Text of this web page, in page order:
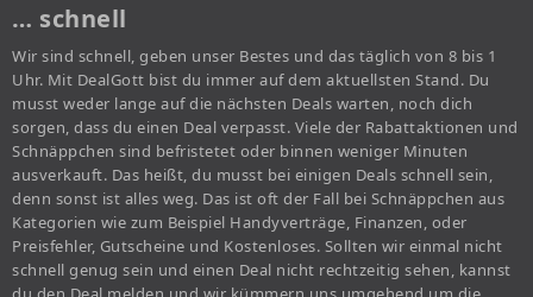
… schnell
Wir sind schnell, geben unser Bestes und das täglich von 8 bis 1
Uhr. Mit DealGott bist du immer auf dem aktuellsten Stand. Du
musst weder lange auf die nächsten Deals warten, noch dich
sorgen, dass du einen Deal verpasst. Viele der Rabattaktionen und
Schnäppchen sind befristetet oder binnen weniger Minuten
ausverkauft. Das heißt, du musst bei einigen Deals schnell sein,
denn sonst ist alles weg. Das ist oft der Fall bei Schnäppchen aus
Kategorien wie zum Beispiel Handyverträge, Finanzen, oder
Preisfehler, Gutscheine und Kostenloses. Sollten wir einmal nicht
schnell genug sein und einen Deal nicht rechtzeitig sehen, kannst